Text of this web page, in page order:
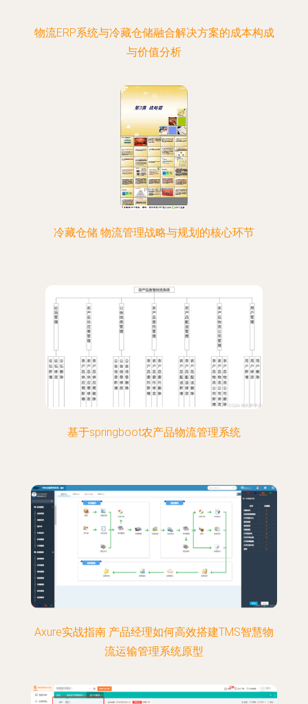
物流ERP系统与冷藏仓储融合解决方案的成本构成
与价值分析
冷藏仓储 物流管理战略与规划的核心环节
基于springboot农产品物流管理系统
Axure实战指南 产品经理如何高效搭建TMS智慧物
流运输管理系统原型